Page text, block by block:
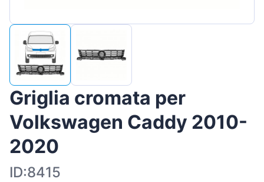
Griglia cromata per
Volkswagen Caddy 2010-
2020
ID:8415